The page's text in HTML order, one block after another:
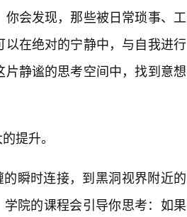
会发现，那些被日常琐事、工
在绝对的宁静中，与自我进行
静谧的思考空间中，找到意想
提升。
瞬时连接，到黑洞视界附近的
院的课程会引导你思考：如果